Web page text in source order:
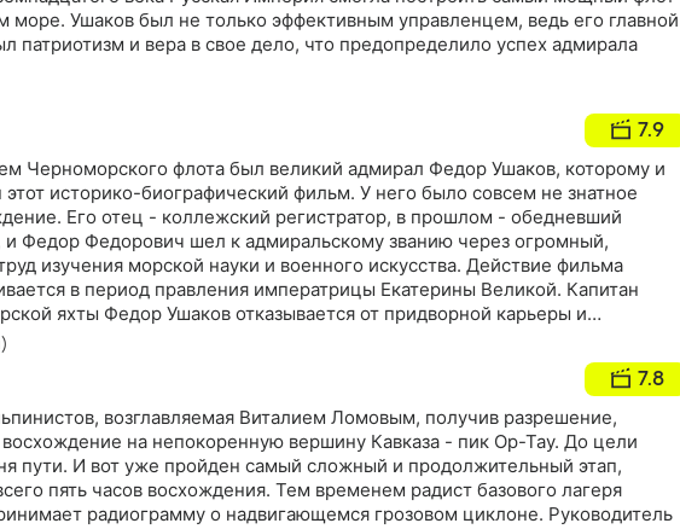
море. Ушаков был не только эффективным управленцем, ведь его главной
патриотизм и вера в свое дело, что предопределило успех адмирала
7.9
Черноморского флота был великий адмирал Федор Ушаков, которому и
историко-биографический фильм. У него было совсем не знатное
Его отец - коллежский регистратор, в прошлом - обедневший
Федор Федорович шел к адмиральскому званию через огромный,
изучения морской науки и военного искусства. Действие фильма
в период правления императрицы Екатерины Великой. Капитан
яхты Федор Ушаков отказывается от придворной карьеры и
у государыни направления на строящийся Черноморский флот. С
отрядом матросов и мастеровых он прибывает в Херсон на корабельные
время на южных рубежах России свирепствует холера, среди рабочих
7.8
возглавляемая Виталием Ломовым, получив разрешение,
восхождение на непокоренную вершину Кавказа - пик Ор-Тау. До цели
пути. И вот уже пройден самый сложный и продолжительный этап,
пять часов восхождения. Тем временем радист базового лагеря
радиограмму о надвигающемся грозовом циклоне. Руководитель